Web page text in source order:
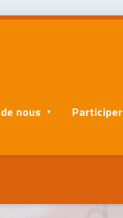
nous Participer